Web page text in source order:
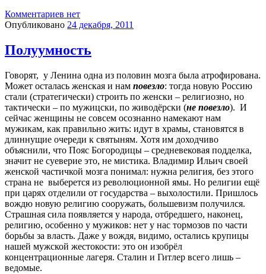
Комментариев нет
Опубликовано 24 декабря, 2011
Полуумность
Говорят, у Ленина одна из половин мозга была атрофирована.
Может осталась женская и нам повезло: тогда новую Россию
стали (стратегически) строить по женски – религиозно, но
тактически – по мужицски, по живодёрски (не повезло). И
сейчас женщины не совсем осознанно намекают нам
мужикам, как правильно жить: идут в храмы, становятся в
длиннущие очереди к святыням. Хотя им доходчиво
объяснили, что Пояс Богородицы – средневековая подделка,
значит не суеверие это, не мистика. Владимир Ильич своей
женской частичкой мозга понимал: нужна религия, без этого
страна не выберется из революционной ямы. Но религии ещё
при царях отделили от государства – выхолостили. Пришлось
вождю новую религию сооружать, большевизм получился.
Страшная сила появляется у народа, отбредшего, наконец,
религию, особенно у мужиков: нет у нас тормозов по части
борьбы за власть. Даже у вождя, видимо, остались крупицы
нашей мужской жестокости: это он изобрёл
концентрационные лагеря. Сталин и Гитлер всего лишь –
ведомые.